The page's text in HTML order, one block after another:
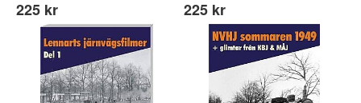
225 kr 225 kr